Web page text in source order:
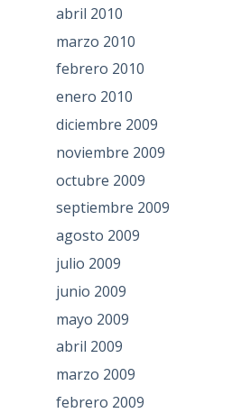
abril 2010
marzo 2010
febrero 2010
enero 2010
diciembre 2009
noviembre 2009
octubre 2009
septiembre 2009
agosto 2009
julio 2009
junio 2009
mayo 2009
abril 2009
marzo 2009
febrero 2009